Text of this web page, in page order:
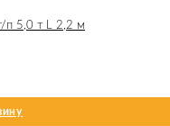
п 5,0 т L 2,2 м